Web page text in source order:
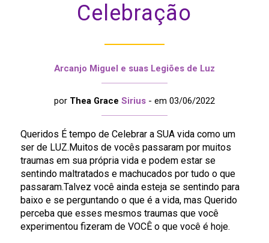
Celebração
Arcanjo Miguel e suas Legiões de Luz
por Thea Grace Sirius - em 03/06/2022
Queridos É tempo de Celebrar a SUA vida como um
ser de LUZ.Muitos de vocês passaram por muitos
traumas em sua própria vida e podem estar se
sentindo maltratados e machucados por tudo o que
passaram.Talvez você ainda esteja se sentindo para
baixo e se perguntando o que é a vida, mas Querido
perceba que esses mesmos traumas que você
experimentou fizeram de VOCÊ o que você é hoje.